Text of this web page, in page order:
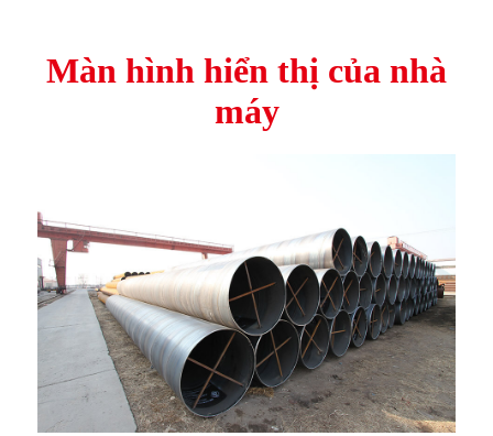
Màn hình hiển thị của nhà
máy